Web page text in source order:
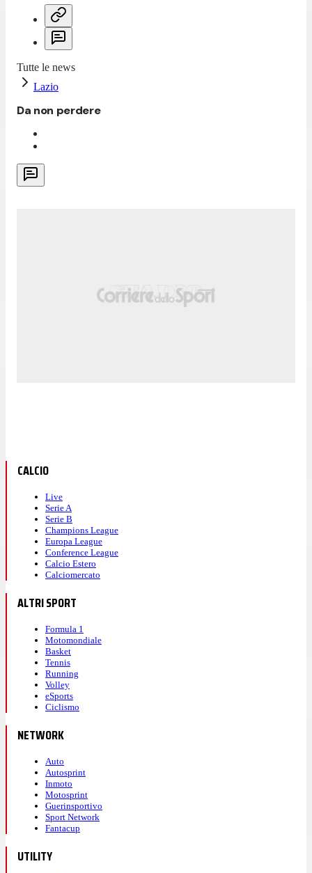
Tutte le news
Lazio
Da non perdere
CALCIO
Live
Serie A
Serie B
Champions League
Europa League
Conference League
Calcio Estero
Calciomercato
ALTRI SPORT
Formula 1
Motomondiale
Basket
Tennis
Running
Volley
eSports
Ciclismo
NETWORK
Auto
Autosprint
Inmoto
Motosprint
Guerinsportivo
Sport Network
Fantacup
UTILITY